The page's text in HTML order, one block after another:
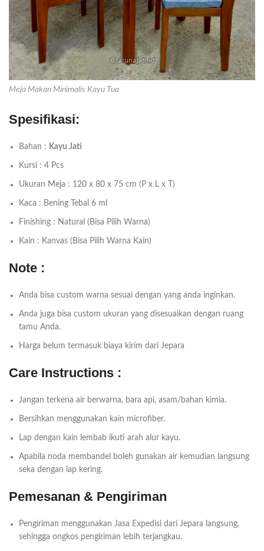
Meja Makan Minimalis Kayu Tua
Spesifikasi:
Bahan : Kayu Jati
Kursi : 4 Pcs
Ukuran Meja : 120 x 80 x 75 cm (P x L x T)
Kaca : Bening Tebal 6 ml
Finishing : Natural (Bisa Pilih Warna)
Kain : Kanvas (Bisa Pilih Warna Kain)
Note :
Anda bisa custom warna sesuai dengan yang anda inginkan.
Anda juga bisa custom ukuran yang disesuaikan dengan ruang
tamu Anda.
Harga belum termasuk biaya kirim dari Jepara
Care Instructions :
Jangan terkena air berwarna, bara api, asam/bahan kimia.
Bersihkan menggunakan kain microfiber.
Lap dengan kain lembab ikuti arah alur kayu.
Apabila noda membandel boleh gunakan air kemudian langsung
seka dengan lap kering.
Pemesanan & Pengiriman
Pengiriman menggunakan Jasa Expedisi dari Jepara langsung,
sehingga ongkos pengiriman lebih terjangkau.